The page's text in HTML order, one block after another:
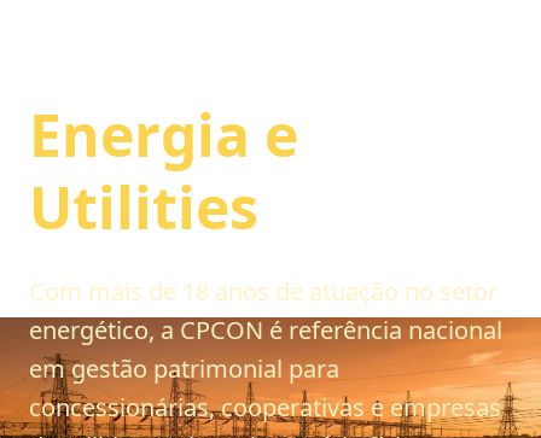
Energia e
Utilities
Com mais de 18 anos de atuação no setor
energético, a CPCON é referência nacional
em gestão patrimonial para
concessionárias, cooperativas e empresas